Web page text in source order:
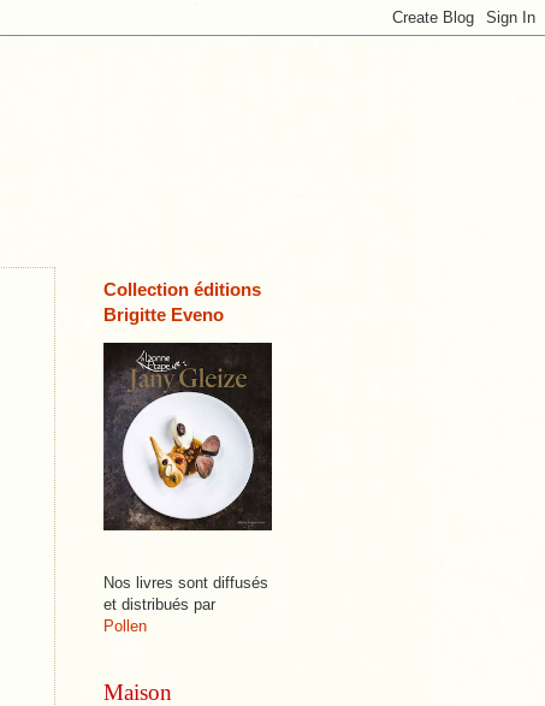
Collection éditions
Brigitte Eveno
Nos livres sont diffusés
et distribués par
Pollen
Maison